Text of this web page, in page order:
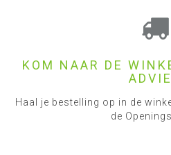
KOM NAAR DE
Haal je bestelling op in de
de